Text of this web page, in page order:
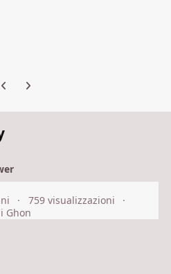
carousel slide
Next carousel slide
759 visualizzazioni
Ghon